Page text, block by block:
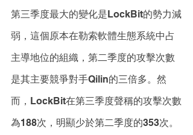
第三季度最大的變化是LockBit的勢力減
弱，這個原本在勒索軟體生態系統中占
主導地位的組織，第二季度的攻擊次數
是其主要競爭對手Qilin的三倍多。然
而，LockBit在第三季度聲稱的攻擊次數
為188次，明顯少於第二季度的353次。